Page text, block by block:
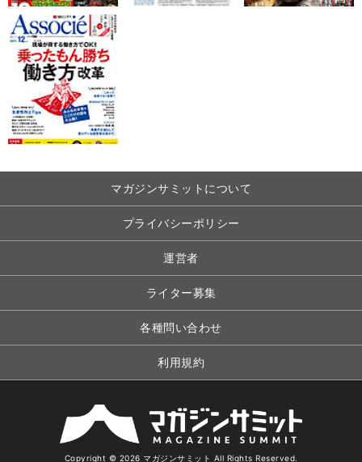
マガジンサミットについて
プライバシーポリシー
運営者
ライター募集
各種問い合わせ
利用規約
Copyright © 2026 マガジンサミット All Rights Reserved.